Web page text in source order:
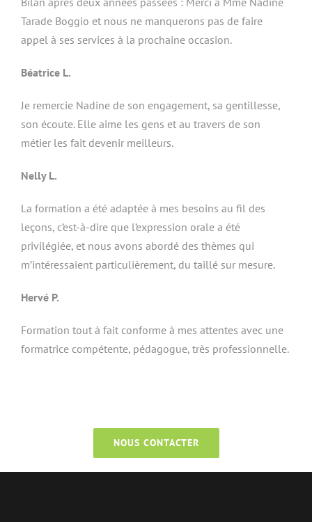
Tarade Boggio et nous ne manquerons pas de faire
appel à ses services à la prochaine occasion.
Béatrice L.
Je remercie Nadine de son engagement, sa gentillesse,
son écoute. Elle aime les gens et au travers de son
métier les fait devenir meilleurs.
Nelly L.
La formation a été adaptée à mes besoins au fil des
leçons, c’est-à-dire que l’expression orale a été
privilégiée, et nous avons abordé des thèmes qui
m’intéressaient particulièrement, du taillé sur mesure.
Hervé P.
Formation tout à fait conforme à mes attentes avec une
formatrice compétente, pédagogue, très professionnelle.
NOUS CONTACTER